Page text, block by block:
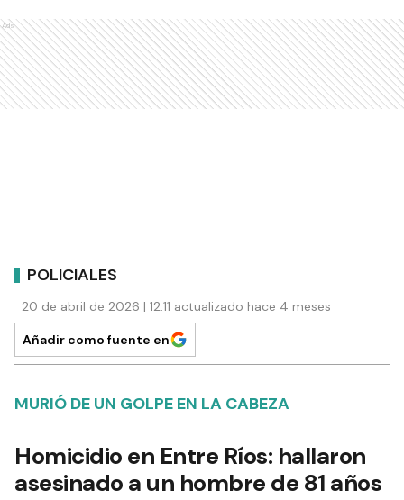
Ads
POLICIALES
20 de abril de 2026 | 12:11 actualizado hace 4 meses
Añadir como fuente en
MURIÓ DE UN GOLPE EN LA CABEZA
Homicidio en Entre Ríos: hallaron
asesinado a un hombre de 81 años